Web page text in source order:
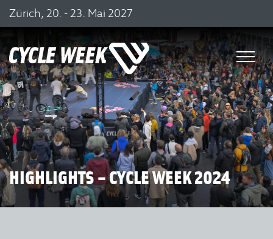
Zürich, 20. - 23. Mai 2027
HIGHLIGHTS – CYCLE WEEK 2024